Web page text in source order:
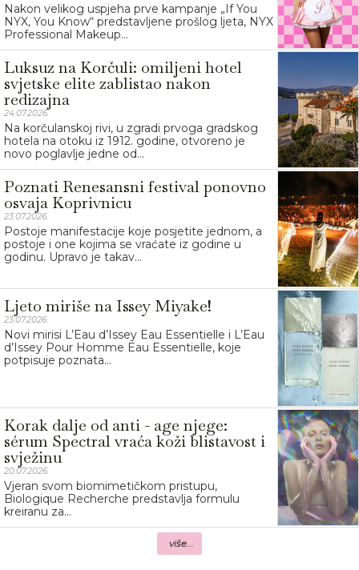
Nakon velikog uspjeha prve kampanje „If You
NYX, You Know“ predstavljene prošlog ljeta, NYX
Professional Makeup...
Luksuz na Korčuli: omiljeni hotel
svjetske elite zablistao nakon
redizajna
24.07.2026.
Na korčulanskoj rivi, u zgradi prvoga gradskog
hotela na otoku iz 1912. godine, otvoreno je
novo poglavlje jedne od...
Poznati Renesansni festival ponovno
osvaja Koprivnicu
23.07.2026.
Postoje manifestacije koje posjetite jednom, a
postoje i one kojima se vraćate iz godine u
godinu. Upravo je takav...
Ljeto miriše na Issey Miyake!
23.07.2026.
Novi mirisi L’Eau d’Issey Eau Essentielle i L’Eau
d’Issey Pour Homme Eau Essentielle, koje
potpisuje poznata...
Korak dalje od anti - age njege:
sérum Spectral vraća koži blistavost i
svježinu
20.07.2026.
Vjeran svom biomimetičkom pristupu,
Biologique Recherche predstavlja formulu
kreiranu za...
više...